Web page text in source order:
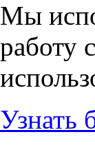
Мы
работу
Узнать